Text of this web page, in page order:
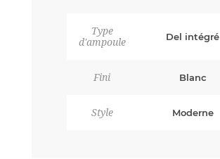
Type
d'ampoule
Del intégré
Fini Blanc
Style Moderne